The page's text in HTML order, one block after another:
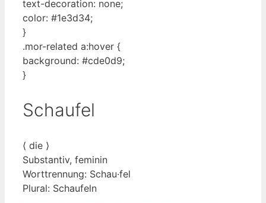
text-decoration: none;
color: #1e3d34;
}
.mor-related a:hover {
background: #cde0d9;
}
Schaufel
⟨ die ⟩
Substantiv, feminin
Worttrennung: Schau·fel
Plural: Schaufeln